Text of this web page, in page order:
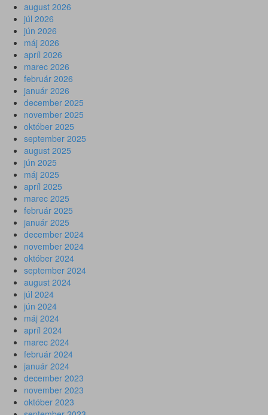
august 2026
júl 2026
jún 2026
máj 2026
apríl 2026
marec 2026
február 2026
január 2026
december 2025
november 2025
október 2025
september 2025
august 2025
jún 2025
máj 2025
apríl 2025
marec 2025
február 2025
január 2025
december 2024
november 2024
október 2024
september 2024
august 2024
júl 2024
jún 2024
máj 2024
apríl 2024
marec 2024
február 2024
január 2024
december 2023
november 2023
október 2023